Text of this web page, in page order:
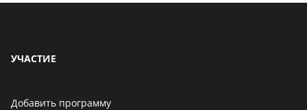
УЧАСТИЕ
Добавить программу